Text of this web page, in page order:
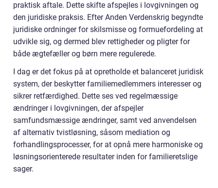
praktisk aftale. Dette skifte afspejles i lovgivningen og
den juridiske praksis. Efter Anden Verdenskrig begyndte
juridiske ordninger for skilsmisse og formuefordeling at
udvikle sig, og dermed blev rettigheder og pligter for
både ægtefæller og børn mere regulerede.
I dag er det fokus på at opretholde et balanceret juridisk
system, der beskytter familiemedlemmers interesser og
sikrer retfærdighed. Dette ses ved regelmæssige
ændringer i lovgivningen, der afspejler
samfundsmæssige ændringer, samt ved anvendelsen
af alternativ tvistløsning, såsom mediation og
forhandlingsprocesser, for at opnå mere harmoniske og
løsningsorienterede resultater inden for familieretslige
sager.